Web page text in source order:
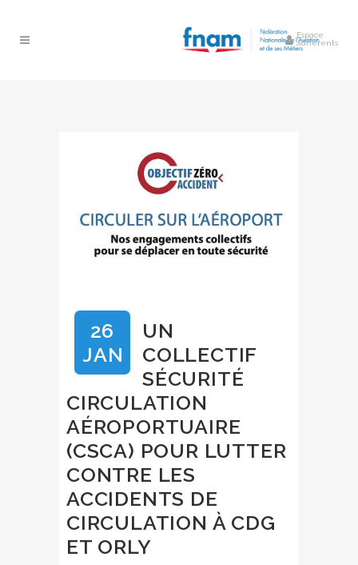
Espace
adhérents
26
JAN
UN
COLLECTIF
SÉCURITÉ
CIRCULATION
AÉROPORTUAIRE
(CSCA) POUR LUTTER
CONTRE LES
ACCIDENTS DE
CIRCULATION À CDG
ET ORLY